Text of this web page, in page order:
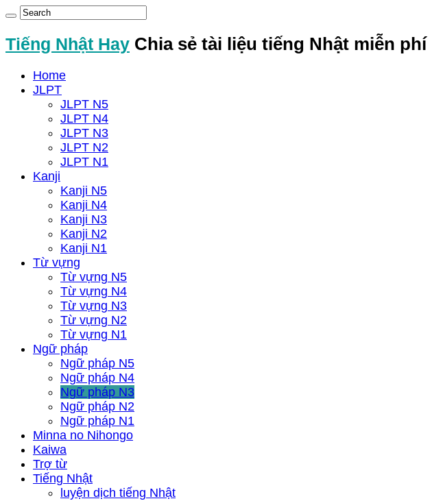
Tiếng Nhật Hay Chia sẻ tài liệu tiếng Nhật miễn phí
Home
JLPT
JLPT N5
JLPT N4
JLPT N3
JLPT N2
JLPT N1
Kanji
Kanji N5
Kanji N4
Kanji N3
Kanji N2
Kanji N1
Từ vựng
Từ vựng N5
Từ vựng N4
Từ vựng N3
Từ vựng N2
Từ vựng N1
Ngữ pháp
Ngữ pháp N5
Ngữ pháp N4
Ngữ pháp N3
Ngữ pháp N2
Ngữ pháp N1
Minna no Nihongo
Kaiwa
Trợ từ
Tiếng Nhật
luyện dịch tiếng Nhật